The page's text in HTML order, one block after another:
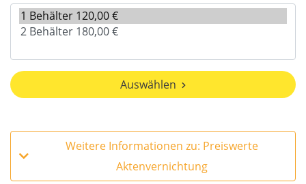
Auswählen
Weitere Informationen zu: Preiswerte
Aktenvernichtung